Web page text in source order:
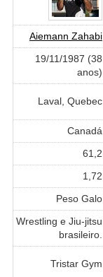
Aiemann Zahabi
19/11/1987 (38
anos)
Laval, Quebec
Canadá
61,2
1,72
Peso Galo
Wrestling e Jiu-jitsu
brasileiro.
Tristar Gym